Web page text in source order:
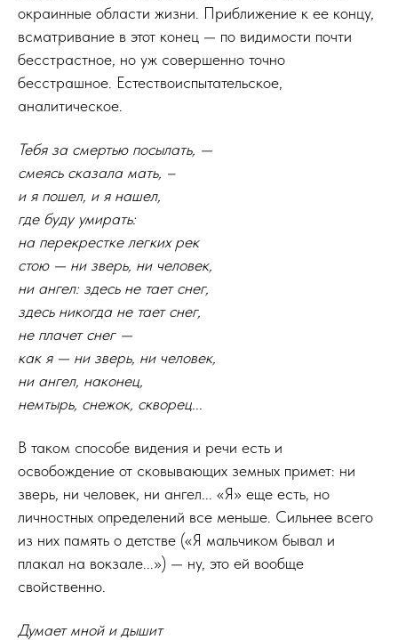
окраинные области жизни. Приближение к ее концу,
всматривание в этот конец — по видимости почти
бесстрастное, но уж совершенно точно
бесстрашное. Естествоиспытательское,
аналитическое.
Тебя за смертью посылать, —
смеясь сказала мать, –
и я пошел, и я нашел,
где буду умирать:
на перекрестке легких рек
стою — ни зверь, ни человек,
ни ангел: здесь не тает снег,
здесь никогда не тает снег,
не плачет снег —
как я — ни зверь, ни человек,
ни ангел, наконец,
немтырь, снежок, скворец...
В таком способе видения и речи есть и
освобождение от сковывающих земных примет: ни
зверь, ни человек, ни ангел... «Я» еще есть, но
личностных определений все меньше. Сильнее всего
из них память о детстве («Я мальчиком бывал и
плакал на вокзале...») — ну, это ей вообще
свойственно.
Думает мной и дышит